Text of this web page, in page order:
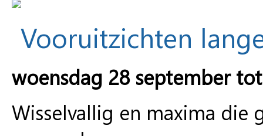
Vooruitzichten
woensdag 28 september
Wisselvallig en maxima